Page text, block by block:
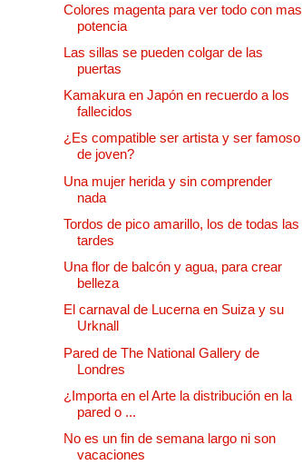
Colores magenta para ver todo con mas
potencia
Las sillas se pueden colgar de las
puertas
Kamakura en Japón en recuerdo a los
fallecidos
¿Es compatible ser artista y ser famoso
de joven?
Una mujer herida y sin comprender
nada
Tordos de pico amarillo, los de todas las
tardes
Una flor de balcón y agua, para crear
belleza
El carnaval de Lucerna en Suiza y su
Urknall
Pared de The National Gallery de
Londres
¿Importa en el Arte la distribución en la
pared o ...
No es un fin de semana largo ni son
vacaciones